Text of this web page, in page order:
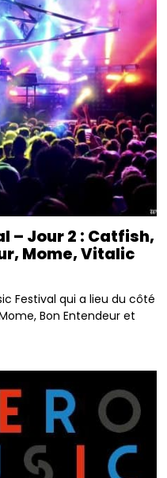
– Jour 2 : Catfish,
Mome, Vitalic
Festival qui a lieu du côté
Bon Entendeur et